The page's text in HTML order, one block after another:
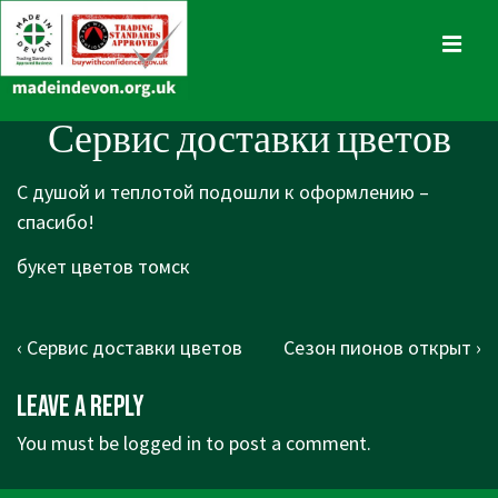
Skip
to
Content
Main
Navigation
Сервис доставки цветов
С душой и теплотой подошли к оформлению –
спасибо!
букет цветов томск
Post
Previous
is
‹ Сервис доставки цветов
Next
Сезон пионов открыт ›
Leave a Reply
You must be logged in to post a comment.